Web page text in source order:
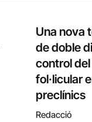
Una nova
de doble
control
fol·licular
preclínics
Redacció